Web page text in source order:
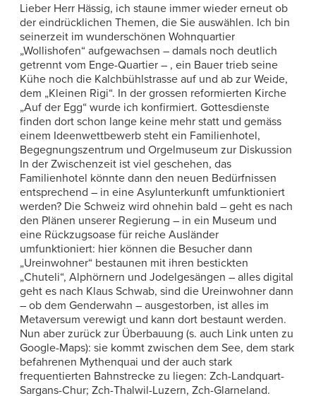
Lieber Herr Hässig, ich staune immer wieder erneut ob
der eindrücklichen Themen, die Sie auswählen. Ich bin
seinerzeit im wunderschönen Wohnquartier
„Wollishofen“ aufgewachsen – damals noch deutlich
getrennt vom Enge-Quartier – , ein Bauer trieb seine
Kühe noch die Kalchbühlstrasse auf und ab zur Weide,
dem „Kleinen Rigi“. In der grossen reformierten Kirche
„Auf der Egg“ wurde ich konfirmiert. Gottesdienste
finden dort schon lange keine mehr statt und gemäss
einem Ideenwettbewerb steht ein Familienhotel,
Begegnungszentrum und Orgelmuseum zur Diskussion
In der Zwischenzeit ist viel geschehen, das
Familienhotel könnte dann den neuen Bedürfnissen
entsprechend – in eine Asylunterkunft umfunktioniert
werden? Die Schweiz wird ohnehin bald – geht es nach
den Plänen unserer Regierung – in ein Museum und
eine Rückzugsoase für reiche Ausländer
umfunktioniert: hier können die Besucher dann
„Ureinwohner“ bestaunen mit ihren bestickten
„Chuteli“, Alphörnern und Jodelgesängen – alles digital
geht es nach Klaus Schwab, sind die Ureinwohner dann
– ob dem Genderwahn – ausgestorben, ist alles im
Metaversum verewigt und kann dort bestaunt werden.
Nun aber zurück zur Überbauung (s. auch Link unten zu
Google-Maps): sie kommt zwischen dem See, dem stark
befahrenen Mythenquai und der auch stark
frequentierten Bahnstrecke zu liegen: Zch-Landquart-
Sargans-Chur; Zch-Thalwil-Luzern, Zch-Glarneland.